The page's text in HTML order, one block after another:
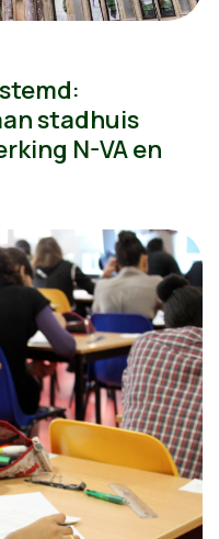
stadhuis
N-VA en